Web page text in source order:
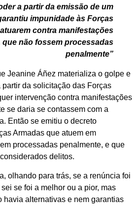
a partir da emissão de um
impunidade às Forças
contra manifestações
que não fossem processadas
penalmente”
Jeanine Áñez materializa o golpe e
da solicitação das Forças
intervenção contra manifestações
se daria se contassem com a
Então se emitiu o decreto
Armadas que atuem em
processadas penalmente, e que
delitos.
olhando para trás, se a renúncia foi
se foi a melhor ou a pior, mas
havia alternativas e nem garantias